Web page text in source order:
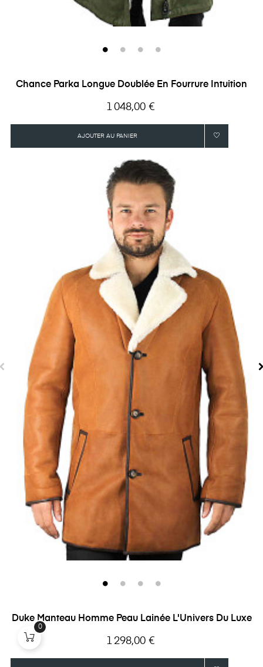
Chance Parka Longue Doublée En Fourrure Intuition
Prix
1 048,00 €
AJOUTER AU PANIER
Duke Manteau Homme Peau Lainée L'Univers Du Luxe
Prix
1 298,00 €
0